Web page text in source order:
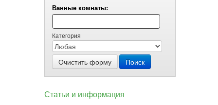
Ванные комнаты:
Категория
Очистить форму Поиск
Статьи и информация